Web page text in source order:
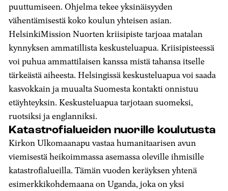
puuttumiseen. Ohjelma tekee yksinäisyyden
vähentämisestä koko koulun yhteisen asian.
HelsinkiMission Nuorten kriisipiste tarjoaa matalan
kynnyksen ammatillista keskusteluapua. Kriisipisteessä
voi puhua ammattilaisen kanssa mistä tahansa itselle
tärkeästä aiheesta. Helsingissä keskusteluapua voi saada
kasvokkain ja muualta Suomesta kontakti onnistuu
etäyhteyksin. Keskusteluapua tarjotaan suomeksi,
ruotsiksi ja englanniksi.
Katastrofialueiden nuorille koulutusta
Kirkon Ulkomaanapu vastaa humanitaarisen avun
viemisestä heikoimmassa asemassa oleville ihmisille
katastrofialueilla. Tämän vuoden keräyksen yhtenä
esimerkkikohdemaana on Uganda, joka on yksi